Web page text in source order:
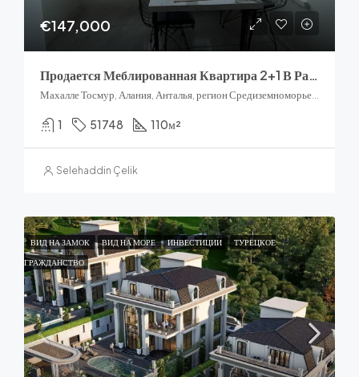
€147,000
Продается Меблированная Квартира 2+1 В Районе Тосмур, Аланья: 100 М До Пляжа
1 51748 110м²
Selehaddin Çelik
ВИД НА ЗАМОК ВИД НА МОРЕ ИНВЕСТИЦИИ ТУРЕЦКОЕ
ГРАЖДАНСТВО